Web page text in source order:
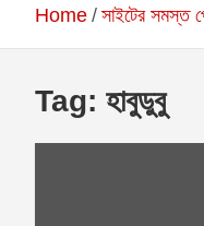
Home সাইটের সমস্ত
Tag: হাবুডুবু